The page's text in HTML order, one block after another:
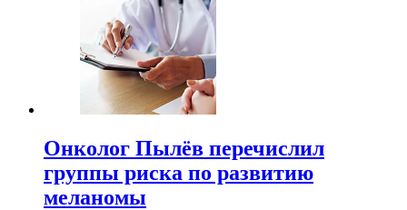
Онколог Пылёв перечислил
группы риска по развитию
меланомы